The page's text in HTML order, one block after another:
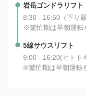
岩岳ゴンドラリフト
8:30 - 16:50（下り
※繁忙期は早朝運転
5線サウスリフト
9:00 - 16:20(ヒトト
※繁忙期は早朝運転